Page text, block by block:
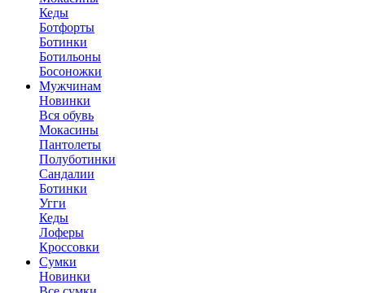
Кеды
Ботфорты
Ботинки
Ботильоны
Босоножки
Мужчинам
Новинки
Вся обувь
Мокасины
Пантолеты
Полуботинки
Сандалии
Ботинки
Угги
Кеды
Лоферы
Кроссовки
Сумки
Новинки